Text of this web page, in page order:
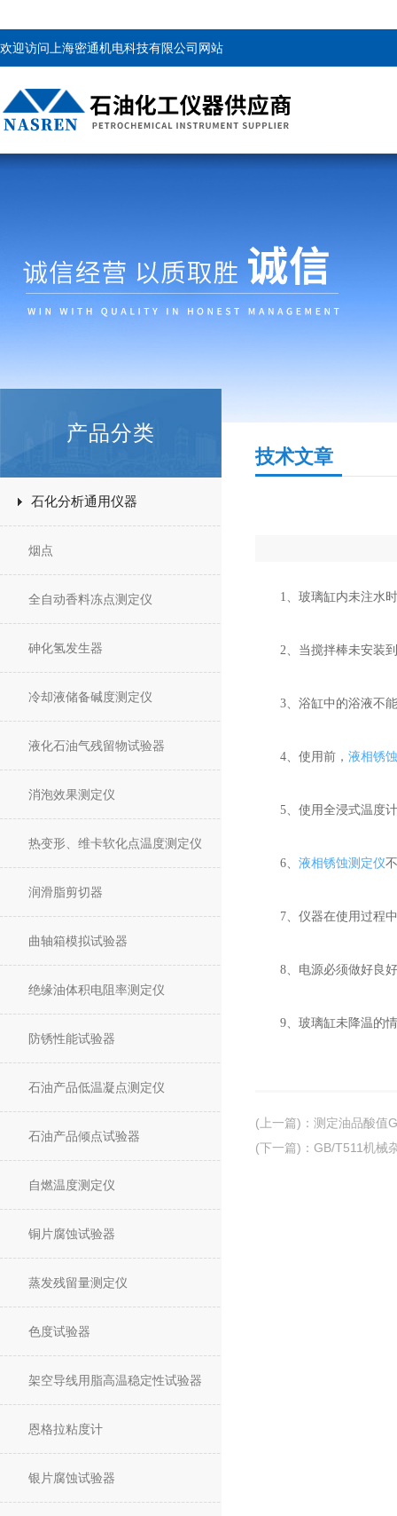
欢迎访问上海密通机电科技有限公司网站
产品分类
石化分析通用仪器
烟点
全自动香料冻点测定仪
砷化氢发生器
冷却液储备碱度测定仪
液化石油气残留物试验器
消泡效果测定仪
热变形、维卡软化点温度测定仪
润滑脂剪切器
曲轴箱模拟试验器
绝缘油体积电阻率测定仪
防锈性能试验器
石油产品低温凝点测定仪
石油产品倾点试验器
自燃温度测定仪
铜片腐蚀试验器
蒸发残留量测定仪
色度试验器
架空导线用脂高温稳定性试验器
恩格拉粘度计
银片腐蚀试验器
技术文章
1、玻璃缸内未注水时
2、当搅拌棒未安装到
3、浴缸中的浴液不能
4、使用前， 液相锈
5、使用全浸式温度计
6、 液相锈蚀测定仪
7、仪器在使用过程中
8、电源必须做好良好
9、玻璃缸未降温的情
(上一篇) ： 测定油品酸值
(下一篇) ： GB/T511机械